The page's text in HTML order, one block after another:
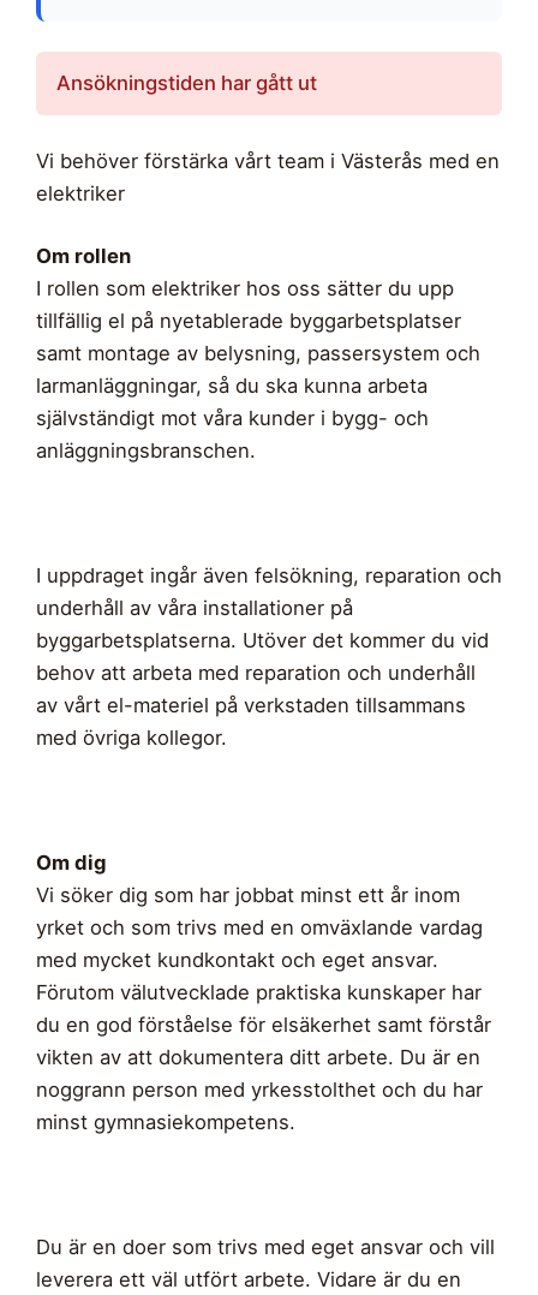
Ansökningstiden har gått ut
Vi behöver förstärka vårt team i Västerås med en
elektriker
Om rollen
I rollen som elektriker hos oss sätter du upp
tillfällig el på nyetablerade byggarbetsplatser
samt montage av belysning, passersystem och
larmanläggningar, så du ska kunna arbeta
självständigt mot våra kunder i bygg- och
anläggningsbranschen.
I uppdraget ingår även felsökning, reparation och
underhåll av våra installationer på
byggarbetsplatserna. Utöver det kommer du vid
behov att arbeta med reparation och underhåll
av vårt el-materiel på verkstaden tillsammans
med övriga kollegor.
Om dig
Vi söker dig som har jobbat minst ett år inom
yrket och som trivs med en omväxlande vardag
med mycket kundkontakt och eget ansvar.
Förutom välutvecklade praktiska kunskaper har
du en god förståelse för elsäkerhet samt förstår
vikten av att dokumentera ditt arbete. Du är en
noggrann person med yrkesstolthet och du har
minst gymnasiekompetens.
Du är en doer som trivs med eget ansvar och vill
leverera ett väl utfört arbete. Vidare är du en